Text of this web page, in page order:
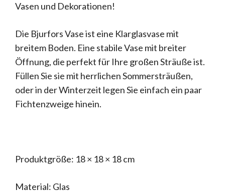
Vasen und Dekorationen!
Die Bjurfors Vase ist eine Klarglasvase mit
breitem Boden. Eine stabile Vase mit breiter
Öffnung, die perfekt für Ihre großen Sträuße ist.
Füllen Sie sie mit herrlichen Sommersträußen,
oder in der Winterzeit legen Sie einfach ein paar
Fichtenzweige hinein.
Produktgröße: 18 × 18 × 18 cm
Material: Glas